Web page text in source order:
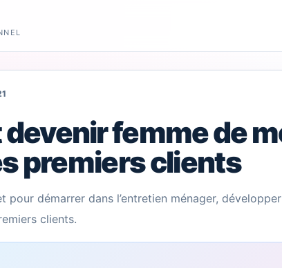
femme de
premiers clients
pour démarrer dans l’entretien ménager,
clients.